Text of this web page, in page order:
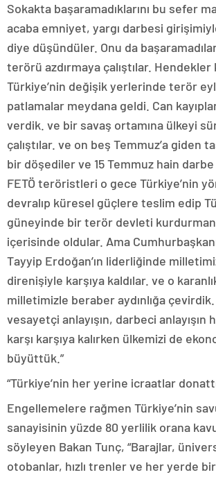
Sokakta başaramadıklarını bu sefer
acaba emniyet, yargı darbesi
diye düşündüler. Onu da
terörü azdırmaya çalıştılar. Hendekler
Türkiye’nin değişik yerlerinde terör
patlamalar meydana geldi. Can
verdik. ve bir savaş ortamına ülkeyi
çalıştılar. ve on beş Temmuz’a giden
bir döşediler ve 15 Temmuz hain
FETÖ teröristleri o gece Türkiye’nin
devralıp küresel güçlere teslim edip
güneyinde bir terör devleti
içerisinde oldular. Ama
Tayyip Erdoğan’ın liderliğinde
direnişiyle karşıya kaldılar. ve o
milletimizle beraber aydınlığa
vesayetçi anlayışın, darbeci anlayışın
karşı karşıya kalırken ülkemizi de
büyüttük.”
“Türkiye’nin her yerine icraatlar
Engellemelere rağmen Türkiye’nin
sanayisinin yüzde 80 yerlilik orana
söyleyen Bakan Tunç, “Barajlar,
otobanlar, hızlı trenler ve her yerde